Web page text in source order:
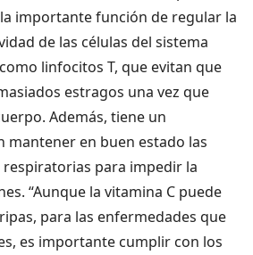
importante función de regular la
de las células del sistema
linfocitos T, que evitan que
estragos una vez que
Además, tiene un
mantener en buen estado las
respiratorias para impedir la
“Aunque la vitamina C puede
para las enfermedades que
es importante cumplir con los